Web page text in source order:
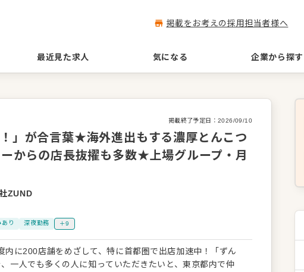
掲載をお考えの採用担当者様へ
最近見た求人 気になる 企業から探す
掲載終了予定日： 2026/09/10
」が合言葉★海外進出もする濃厚とんこつ
からの店長抜擢も多数★上場グループ・月
ZUND
り 深夜勤務 ＋9
に200店舗をめざして、特に首都圏で出店加速中！「ずん
一人でも多くの人に知っていただきたいと、東京都内で仲